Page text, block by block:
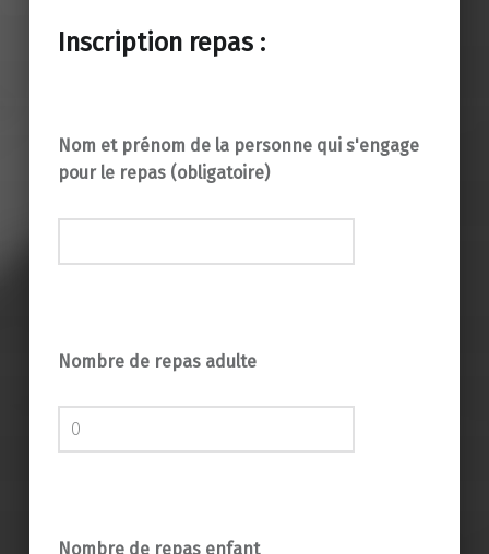
Inscription repas :
Nom et prénom de la personne qui s'engage
pour le repas (obligatoire)
Nombre de repas adulte
Nombre de repas enfant